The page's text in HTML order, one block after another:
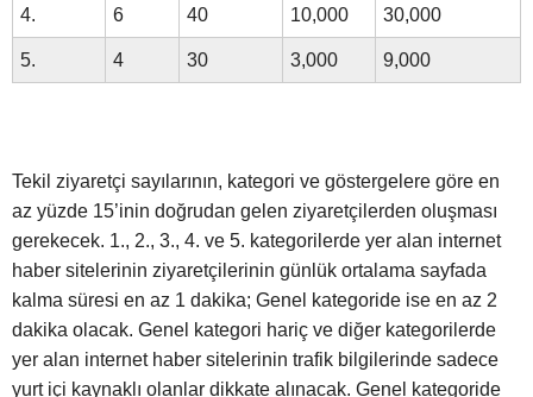
4. 6 40 10,000 30,000
5. 4 30 3,000 9,000
Tekil ziyaretçi sayılarının, kategori ve göstergelere göre en
az yüzde 15’inin doğrudan gelen ziyaretçilerden oluşması
gerekecek. 1., 2., 3., 4. ve 5. kategorilerde yer alan internet
haber sitelerinin ziyaretçilerinin günlük ortalama sayfada
kalma süresi en az 1 dakika; Genel kategoride ise en az 2
dakika olacak. Genel kategori hariç ve diğer kategorilerde
yer alan internet haber sitelerinin trafik bilgilerinde sadece
yurt içi kaynaklı olanlar dikkate alınacak. Genel kategoride